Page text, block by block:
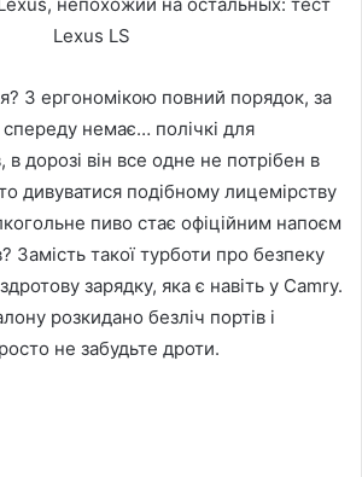
З ергономікою повний порядок, за
немає… полічкі для
дорозі він все одне не потрібен в
дивуватися подібному лицемірству
пиво стає офіційним напоєм
Замість такої турботи про безпеку
зарядку, яка є навіть у Camry.
розкидано безліч портів і
не забудьте дроти.